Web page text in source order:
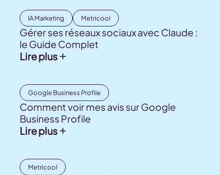
IA Marketing Metricool
Gérer ses réseaux sociaux avec Claude :
le Guide Complet
Lire plus
Google Business Profile
Comment voir mes avis sur Google
Business Profile
Lire plus
Metricool